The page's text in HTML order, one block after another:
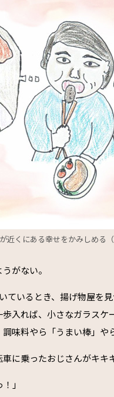
近くにある幸せをかみしめる
がない。
ているとき、揚げ物屋を
入れば、小さなガラスケ
味料やら「うまい棒」や
に乗ったおじさんがキキ
」